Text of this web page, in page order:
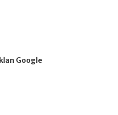
Iklan Google